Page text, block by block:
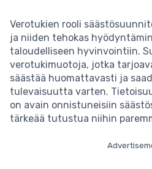
Verotukien rooli
ja niiden tehokas
taloudelliseen hyvinvointiin.
verotukimuotoja, jotka
säästää huomattavasti ja
tulevaisuutta varten.
on avain onnistuneisiin
tärkeää tutustua niihin